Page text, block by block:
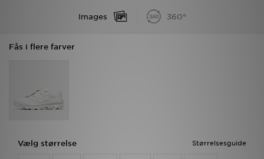
Images 360°
Fås i flere farver
Størrelsesguide
Vælg størrelse
JD Blog